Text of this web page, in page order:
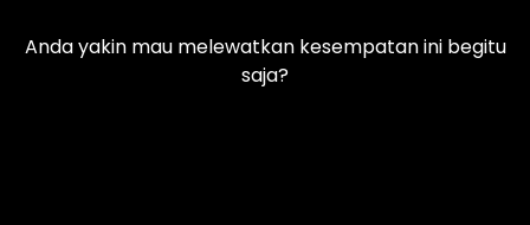
Anda yakin mau melewatkan kesempatan ini begitu
saja?